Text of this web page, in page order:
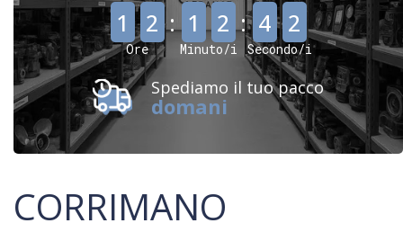
1 2 :
Ore
1 2 :
Minuto/i
, 4 2
Secondo/i
Spediamo il tuo pacco
domani
CORRIMANO